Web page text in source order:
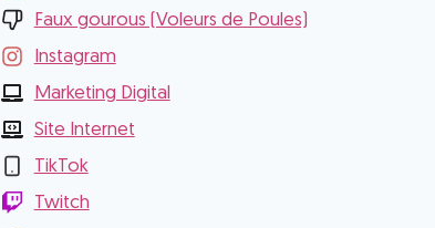
Faux gourous (Voleurs de Poules)
Instagram
Marketing Digital
Site Internet
TikTok
Twitch